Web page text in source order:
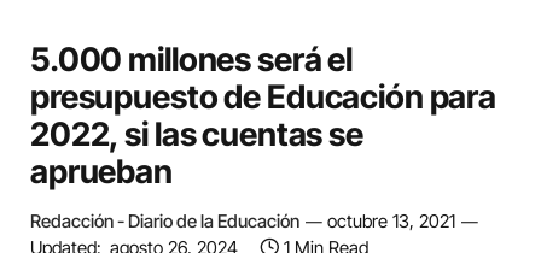
5.000 millones será el
presupuesto de Educación para
2022, si las cuentas se
aprueban
Redacción - Diario de la Educación
octubre 13, 2021
Updated: agosto 26, 2024 1 Min Read